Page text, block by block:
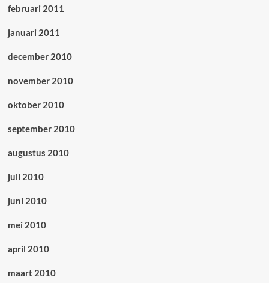
februari 2011
januari 2011
december 2010
november 2010
oktober 2010
september 2010
augustus 2010
juli 2010
juni 2010
mei 2010
april 2010
maart 2010